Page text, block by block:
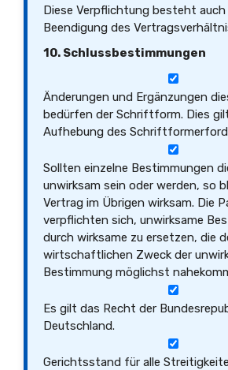
Diese Verpflichtung besteht
Beendigung des
10. Schlussbestimmungen
Änderungen und Ergänzungen
bedürfen der Schriftform. Dies
Aufhebung des
Sollten einzelne Bestimmungen
unwirksam sein oder werden, so
Vertrag im Übrigen wirksam. Die
verpflichten sich, unwirksame
durch wirksame zu ersetzen, die
wirtschaftlichen Zweck der
Bestimmung möglichst
Es gilt das Recht der
Deutschland.
Gerichtsstand für alle